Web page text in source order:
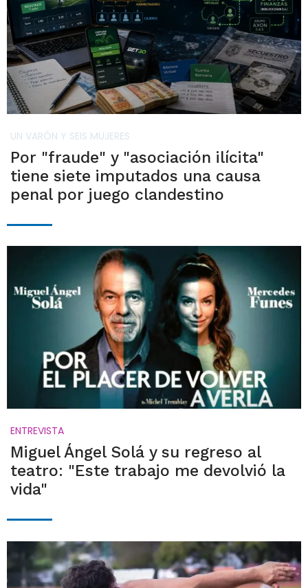
UN VARÓN Y SEIS MUJERES
Por "fraude" y "asociación ilícita"
tiene siete imputados una causa
penal por juego clandestino
ENTREVISTA
Miguel Ángel Solá y su regreso al
teatro: "Este trabajo me devolvió la
vida"